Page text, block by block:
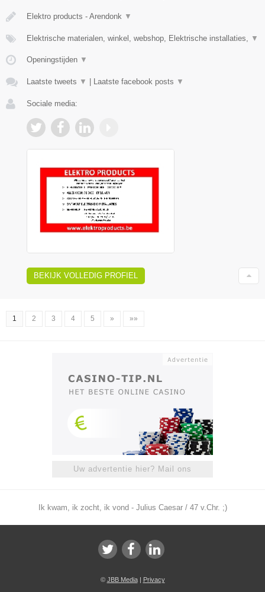
Elektro products - Arendonk ▼
Elektrische materialen, winkel, webshop, Elektrische installaties, ▼
Openingstijden ▼
Laatste tweets ▼ | Laatste facebook posts ▼
Sociale media:
BEKIJK VOLLEDIG PROFIEL
1 2 3 4 5 » »»
Uw advertentie hier? Mail ons
Ik kwam, ik zocht, ik vond - Julius Caesar / 47 v.Chr. ;)
© JBB Media| Privacy